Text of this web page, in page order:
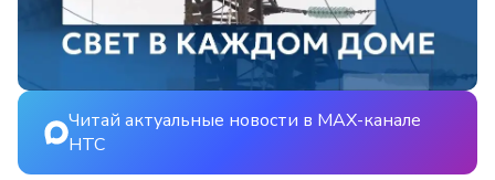
Читай актуальные новости в MAX-канале
НТС